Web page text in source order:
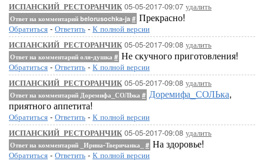
ИСПАНСКИЙ_РЕСТОРАНЧИК05-05-2017-09:07 удалить
Ответ на комментарий belorusochka-ja # Прекрасно!
Обратиться - Ответить - К полной версии
ИСПАНСКИЙ_РЕСТОРАНЧИК05-05-2017-09:08 удалить
Ответ на комментарий оля-душка # Не скучного приготовления!
Обратиться - Ответить - К полной версии
ИСПАНСКИЙ_РЕСТОРАНЧИК05-05-2017-09:08 удалить
Ответ на комментарий Доремифа_СОЛЬка # Доремифа_СОЛЬка,
приятного аппетита!
Обратиться - Ответить - К полной версии
ИСПАНСКИЙ_РЕСТОРАНЧИК05-05-2017-09:08 удалить
Ответ на комментарий _Ирина-Тверичанка_ # На здоровье!
Обратиться - Ответить - К полной версии